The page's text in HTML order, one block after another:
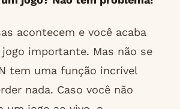
acontecem e você acaba
importante. Mas não se
tem uma função incrível
nada. Caso você não